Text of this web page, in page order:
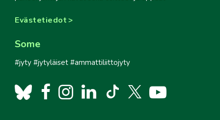
Evästetiedot
Some
#jyty #jytyläiset #ammattiliittojyty